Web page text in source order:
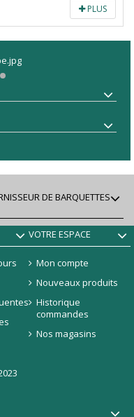
PLUS
DE BARQUETTES
VOTRE ESPACE
Mon compte
Nouveaux produits
Historique
commandes
Nos magasins